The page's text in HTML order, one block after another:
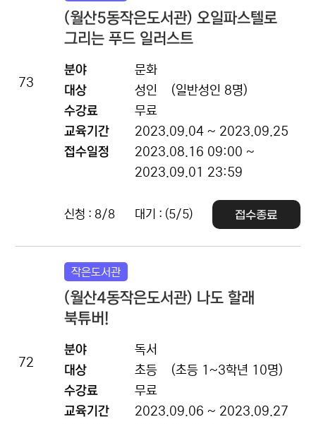
73
(월산5동작은도서관) 오일파스텔로
그리는 푸드 일러스트
분야
문화
대상
성인
(일반성인 8명)
수강료
무료
교육기간
2023.09.04 ~ 2023.09.25
접수일정
2023.08.16 09:00 ~
2023.09.01 23:59
신청 : 8/8 대기 : (5/5) 접수종료
72
작은도서관
(월산4동작은도서관) 나도 할래
북튜버!
분야
독서
대상
초등
(초등 1~3학년 10명)
수강료
무료
교육기간
2023.09.06 ~ 2023.09.27